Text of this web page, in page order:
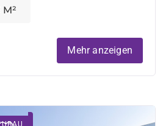
M²
Mehr anzeigen